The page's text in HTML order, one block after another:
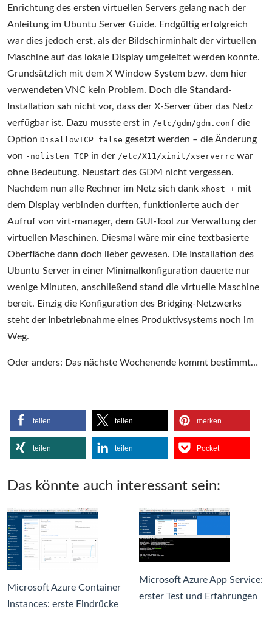
Enrichtung des ersten virtuellen Servers gelang nach der
Anleitung im Ubuntu Server Guide. Endgültig erfolgreich
war dies jedoch erst, als der Bildschirminhalt der virtuellen
Maschine auf das lokale Display umgeleitet werden konnte.
Grundsätzlich mit dem X Window System bzw. dem hier
verwendeten VNC kein Problem. Doch die Standard-
Installation sah nicht vor, dass der X-Server über das Netz
verfügbar ist. Dazu musste erst in /etc/gdm/gdm.conf die
Option DisallowTCP=false gesetzt werden – die Änderung
von -nolisten TCP in der /etc/X11/xinit/xserverrc war
ohne Bedeutung. Neustart des GDM nicht vergessen.
Nachdem nun alle Rechner im Netz sich dank xhost + mit
dem Display verbinden durften, funktionierte auch der
Aufruf von virt-manager, dem GUI-Tool zur Verwaltung der
virtuellen Maschinen. Diesmal wäre mir eine textbasierte
Oberfläche dann doch lieber gewesen. Die Installation des
Ubuntu Server in einer Minimalkonfiguration dauerte nur
wenige Minuten, anschließend stand die virtuelle Maschine
bereit. Einzig die Konfiguration des Bridging-Netzwerks
steht der Inbetriebnahme eines Produktivsystems noch im
Weg.
Oder anders: Das nächste Wochenende kommt bestimmt…
teilen teilen merken
teilen teilen Pocket
Das könnte auch interessant sein:
Microsoft Azure Container
Instances: erste Eindrücke
Microsoft Azure App Service:
erster Test und Erfahrungen